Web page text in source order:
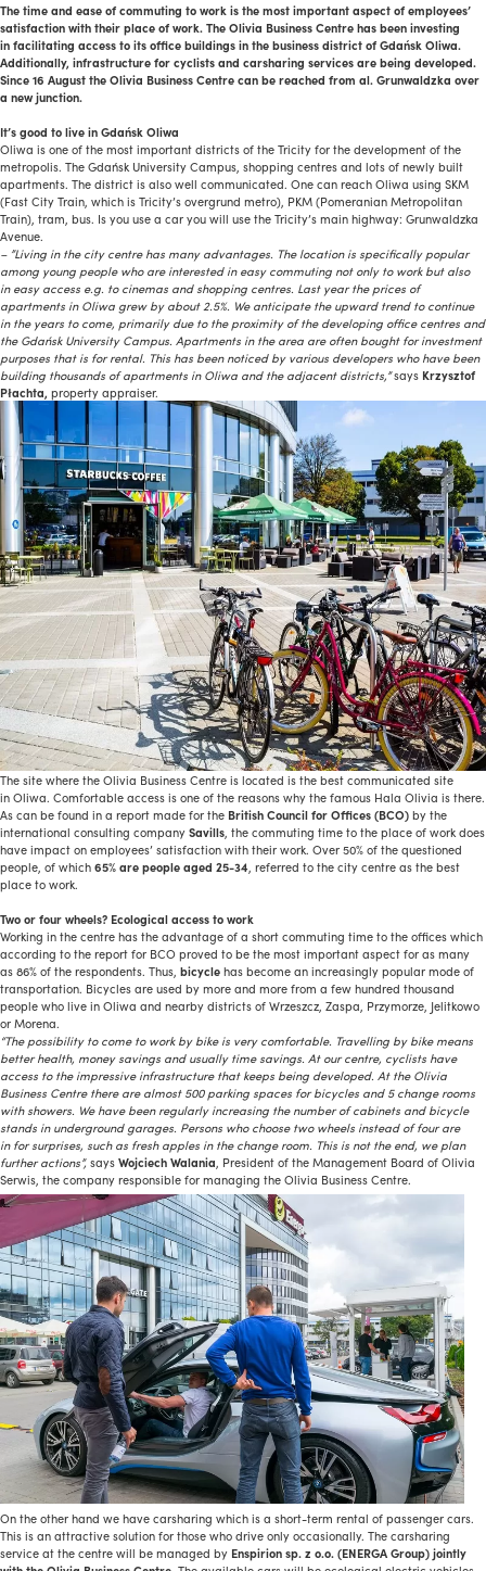
The time and ease of commuting to work is the most important aspect of employees’
satisfaction with their place of work. The Olivia Business Centre has been investing
in facilitating access to its office buildings in the business district of Gdańsk Oliwa.
Additionally, infrastructure for cyclists and carsharing services are being developed.
Since 16 August the Olivia Business Centre can be reached from al. Grunwaldzka over
a new junction.
It’s good to live in Gdańsk Oliwa
Oliwa is one of the most important districts of the Tricity for the development of the
metropolis. The Gdańsk University Campus, shopping centres and lots of newly built
apartments. The district is also well communicated. One can reach Oliwa using SKM
(Fast City Train, which is Tricity’s overgrund metro), PKM (Pomeranian Metropolitan
Train), tram, bus. Is you use a car you will use the Tricity’s main highway: Grunwaldzka
Avenue.
– ”Living in the city centre has many advantages. The location is specifically popular
among young people who are interested in easy commuting not only to work but also
in easy access e.g. to cinemas and shopping centres. Last year the prices of
apartments in Oliwa grew by about 2.5%. We anticipate the upward trend to continue
in the years to come, primarily due to the proximity of the developing office centres and
the Gdańsk University Campus. Apartments in the area are often bought for investment
purposes that is for rental. This has been noticed by various developers who have been
building thousands of apartments in Oliwa and the adjacent districts,”says Krzysztof
Płachta, property appraiser.
The site where the Olivia Business Centre is located is the best communicated site
in Oliwa. Comfortable access is one of the reasons why the famous Hala Olivia is there.
As can be found in a report made for the British Council for Offices (BCO)by the
international consulting companySavills, the commuting time to the place of work does
have impact on employees’ satisfaction with their work. Over 50% of the questioned
people, of which65% are people aged 25-34, referred to the city centre as the best
place to work.
Two or four wheels? Ecological access to work
Working in the centre has the advantage of a short commuting time to the offices which
according to the report for BCO proved to be the most important aspect for as many
as 86% of the respondents. Thus, bicyclehas become an increasingly popular mode of
transportation. Bicycles are used by more and more from a few hundred thousand
people who live in Oliwa and nearby districts of Wrzeszcz, Zaspa, Przymorze, Jelitkowo
or Morena.
“The possibility to come to work by bike is very comfortable. Travelling by bike means
better health, money savings and usually time savings. At our centre, cyclists have
access to the impressive infrastructure that keeps being developed. At the Olivia
Business Centre there are almost 500 parking spaces for bicycles and 5 change rooms
with showers. We have been regularly increasing the number of cabinets and bicycle
stands in underground garages. Persons who choose two wheels instead of four are
in for surprises, such as fresh apples in the change room. This is not the end, we plan
further actions”,saysWojciech Walania, President of the Management Board of Olivia
Serwis, the company responsible for managing the Olivia Business Centre.
On the other hand we have carsharing which is a short-term rental of passenger cars.
This is an attractive solution for those who drive only occasionally. The carsharing
service at the centre will be managed by Enspirion sp. z o.o. (ENERGA Group) jointly